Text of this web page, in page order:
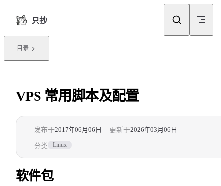
只抄
目录
VPS 常用脚本及配置
发布于2017年06月06日 更新于2026年03月06日
分类 Linux
软件包